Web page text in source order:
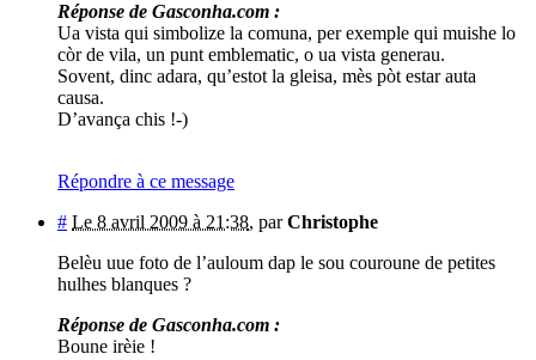
Réponse de Gasconha.com :
Ua vista qui simbolize la comuna, per exemple qui muishe lo
còr de vila, un punt emblematic, o ua vista generau.
Sovent, dinc adara, qu’estot la gleisa, mès pòt estar auta
causa.
D’avança chis !-)
Répondre à ce message
# Le 8 avril 2009 à 21:38, parChristophe
Belèu uue foto de l’auloum dap le sou couroune de petites
hulhes blanques ?
Réponse de Gasconha.com :
Boune irèie !